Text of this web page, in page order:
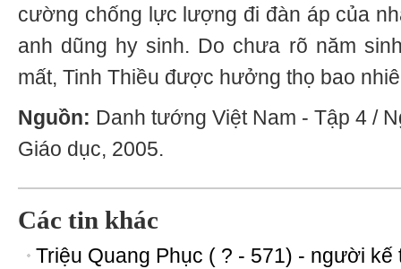
cường chống lực lượng đi đàn áp của
anh dũng hy sinh. Do chưa rõ năm
mất, Tinh Thiều được hưởng thọ bao
Nguồn: Danh tướng Việt Nam - Tập 4 /
Giáo dục, 2005.
Các tin khác
Triệu Quang Phục ( ? - 571) - người kế